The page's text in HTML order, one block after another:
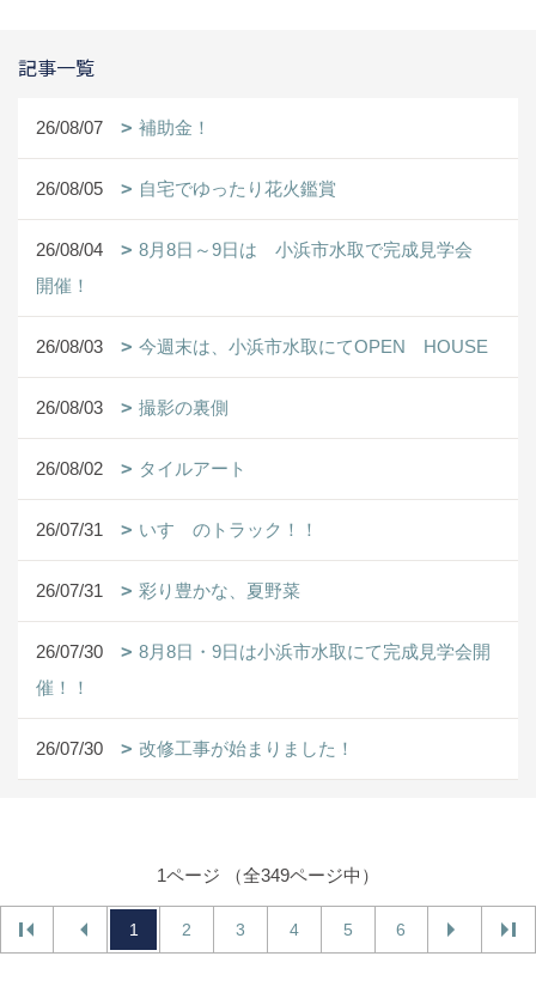
記事一覧
26/08/07 補助金！
26/08/05 自宅でゆったり花火鑑賞
26/08/04
8月8日～9日は 小浜市水取で完成見学会
開催！
26/08/03 今週末は、小浜市水取にてOPEN HOUSE
26/08/03 撮影の裏側
26/08/02 タイルアート
26/07/31 いすゞのトラック！！
26/07/31 彩り豊かな、夏野菜
26/07/30
8月8日・9日は小浜市水取にて完成見学会開
催！！
26/07/30 改修工事が始まりました！
1ページ （全349ページ中）
1 2 3 4 5 6